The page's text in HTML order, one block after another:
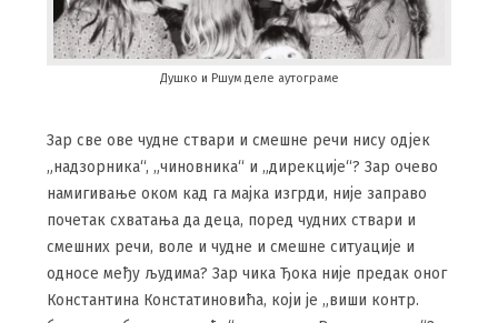
Душко и Ршум деле аутограме
Зар све ове чудне ствари и смешне речи нису одјек
„надзорника“, „чиновника“ и „дирекције“? Зар очево
намигивање оком кад га мајка изгрди, није заправо
почетак схватања да деца, поред чудних ствари и
смешних речи, воле и чудне и смешне ситуације и
односе међу људима? Зар чика Ђока није предак оног
Константина Констатиновића, који је „виши контр.